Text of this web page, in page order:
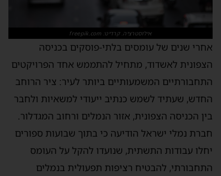
אילוסטרציה. קרדיט: freepik.com
אחרי שנים של עומסים בלתי-פוסקים בכניסה
הצפונית לאשדוד, מתחיל להתממש אחד הפרויקטים
התחבורתיים המשמעותיים ביותר לעיר: ציר הרוחב
החדש, שעתיד לשמש כנתיב ייעודי למשאיות ולחבר
בין הכניסה הצפונית, אזור הנמלים ורחוב המגדלור.
חברת נמלי ישראל הודיעה כי בתוך שבועות ספורים
יחלו עבודות התשתית, שנועדו להקל על העומס
התחבורתי, להבטיח רציפות תפעולית בנמלים